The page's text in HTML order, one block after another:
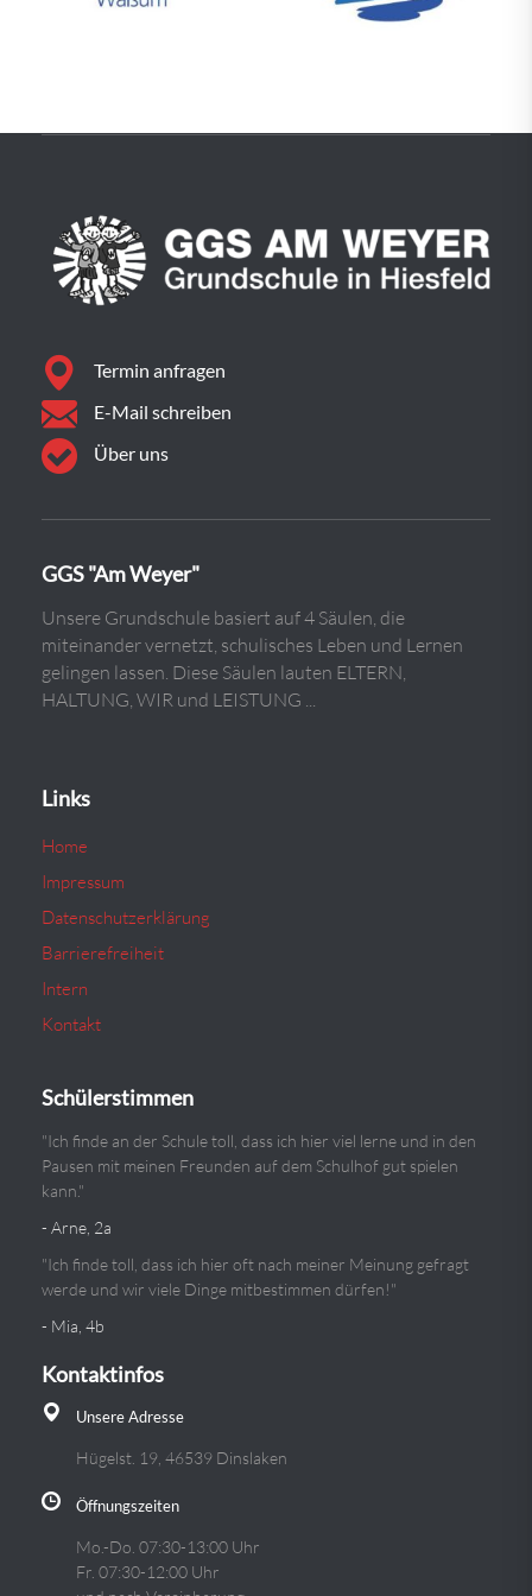
Termin anfragen
E-Mail schreiben
Über uns
GGS "Am Weyer"
Unsere Grundschule basiert auf 4 Säulen, die
miteinander vernetzt, schulisches Leben und Lernen
gelingen lassen. Diese Säulen lauten ELTERN,
HALTUNG, WIR und LEISTUNG ...
Links
Home
Impressum
Datenschutzerklärung
Barrierefreiheit
Intern
Kontakt
Schülerstimmen
"Ich finde an der Schule toll, dass ich hier viel lerne und in den
Pausen mit meinen Freunden auf dem Schulhof gut spielen
kann."
- Arne, 2a
"Ich finde toll, dass ich hier oft nach meiner Meinung gefragt
werde und wir viele Dinge mitbestimmen dürfen!"
- Mia, 4b
Kontaktinfos
Unsere Adresse
Hügelst. 19, 46539 Dinslaken
Öffnungszeiten
Mo.-Do. 07:30-13:00 Uhr
Fr. 07:30-12:00 Uhr